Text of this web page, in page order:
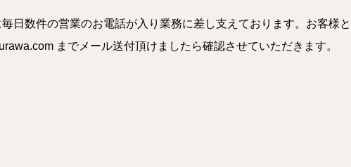
日数件の営業のお電話が入り業務に差し支えております。お客様と
までメール送付頂けましたら確認させていただきます。